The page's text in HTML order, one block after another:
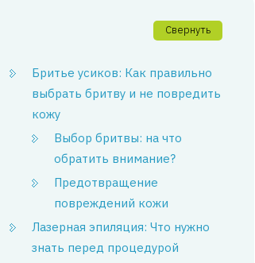
Свернуть
Бритье усиков: Как правильно
выбрать бритву и не повредить
кожу
Выбор бритвы: на что
обратить внимание?
Предотвращение
повреждений кожи
Лазерная эпиляция: Что нужно
знать перед процедурой